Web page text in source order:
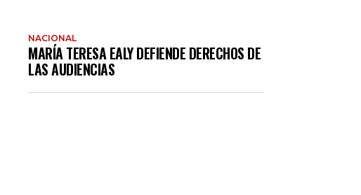
NACIONAL
MARÍA TERESA EALY DEFIENDE DERECHOS DE
LAS AUDIENCIAS